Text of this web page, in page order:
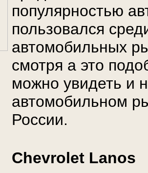
популярностью
пользовался
автомобильных
смотря а это
можно увидеть и
автомобильном
России.
Chevrolet Lanos